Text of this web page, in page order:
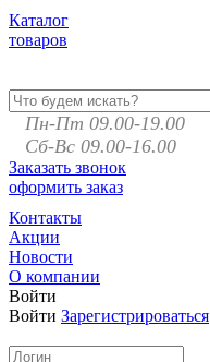
Каталог
товаров
Пн-Пт 09.00-19.00
Сб-Вс 09.00-16.00
Заказать звонок
оформить заказ
Контакты
Акции
Новости
О компании
Войти
Войти Зарегистрироваться